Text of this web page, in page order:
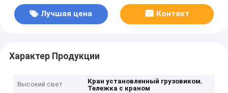
Лучшая цена Контакт
Характер Продукции
Высокий свет Кран установленный грузовиком,
Тележка с краном